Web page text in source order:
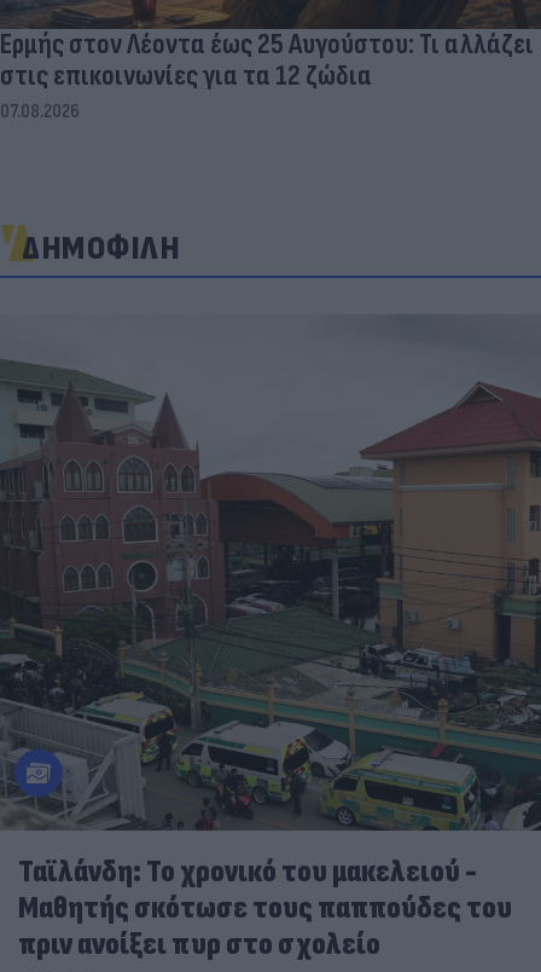
Ερμής στον Λέοντα έως 25 Αυγούστου: Τι αλλάζει
στις επικοινωνίες για τα 12 ζώδια
07.08.2026
ΔΗΜΟΦΙΛΗ
Ταϊλάνδη: Το χρονικό του μακελειού -
Μαθητής σκότωσε τους παππούδες του
πριν ανοίξει πυρ στο σχολείο